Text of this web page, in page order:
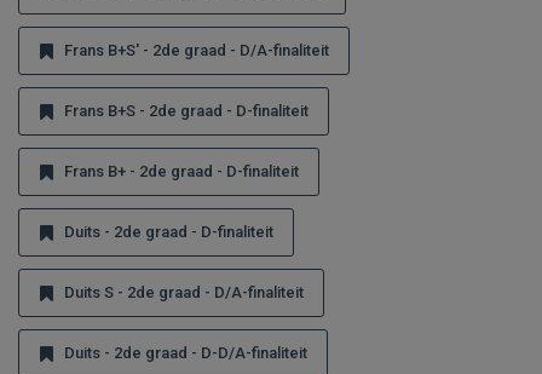
Frans B+S' - 2de graad - D/A-finaliteit
Frans B+S - 2de graad - D-finaliteit
Frans B+ - 2de graad - D-finaliteit
Duits - 2de graad - D-finaliteit
Duits S - 2de graad - D/A-finaliteit
Duits - 2de graad - D-D/A-finaliteit